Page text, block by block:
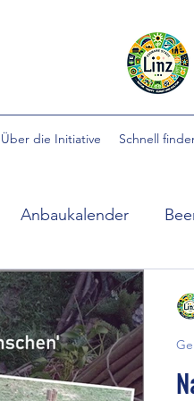
Über die Initiative Schnell
Anbaukalender
EINFACH gärtnern
Ewige Gemüse